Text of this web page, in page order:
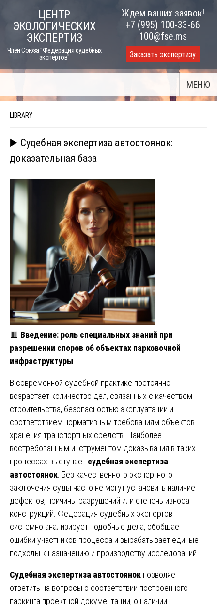
content
ЦЕНТР
ЭКОЛОГИЧЕСКИХ
ЭКСПЕРТИЗ
Член Союза "Федерация судебных
экспертов"
Ждем ваших заявок!
+7 (995) 100-33-66
100@fse.ms
Заказать экспертизу
МЕНЮ
LIBRARY
▶️ Судебная экспертиза автостоянок:
доказательная база
🟥 Введение: роль специальных знаний при
разрешении споров об объектах парковочной
инфраструктуры
В современной судебной практике постоянно
возрастает количество дел, связанных с качеством
строительства, безопасностью эксплуатации и
соответствием нормативным требованиям объектов
хранения транспортных средств. Наиболее
востребованным инструментом доказывания в таких
процессах выступает судебная экспертиза
автостоянок . Без качественного экспертного
заключения суды часто не могут установить наличие
дефектов, причины разрушений или степень износа
конструкций. Федерация судебных экспертов
системно анализирует подобные дела, обобщает
ошибки участников процесса и вырабатывает единые
подходы к назначению и производству исследований.
Судебная экспертиза автостоянок позволяет
ответить на вопросы о соответствии построенного
паркинга проектной документации, о наличии